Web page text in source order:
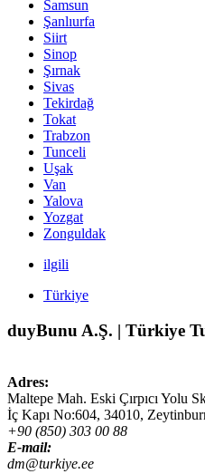
Samsun
Şanlıurfa
Siirt
Sinop
Şırnak
Sivas
Tekirdağ
Tokat
Trabzon
Tunceli
Uşak
Van
Yalova
Yozgat
Zonguldak
ilgili
Türkiye
duyBunu A.Ş. | Türkiye
Adres:
Maltepe Mah. Eski Çırpıcı Yolu
İç Kapı No:604, 34010,
+90 (850) 303 00 88
E-mail:
dm@turkiye.ee